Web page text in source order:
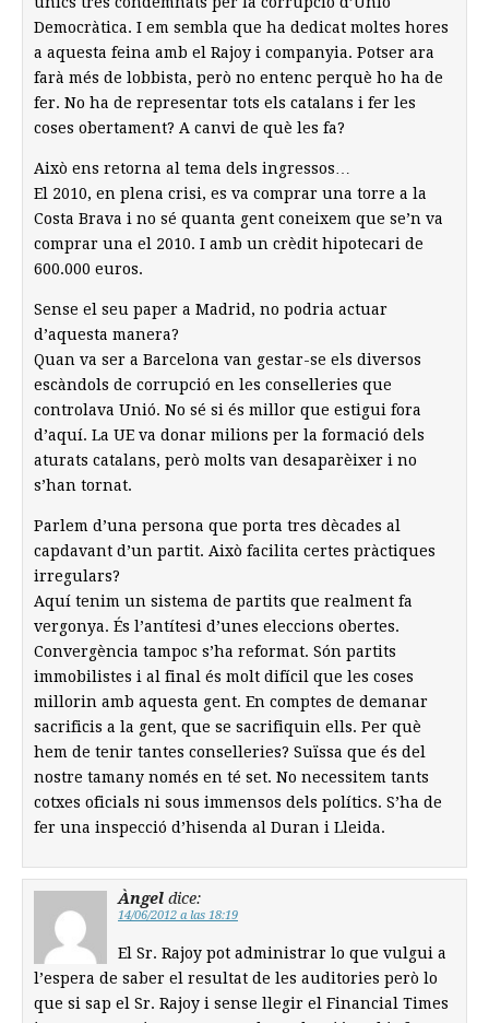
Democràtica. I em sembla que ha dedicat moltes hores
a aquesta feina amb el Rajoy i companyia. Potser ara
farà més de lobbista, però no entenc perquè ho ha de
fer. No ha de representar tots els catalans i fer les
coses obertament? A canvi de què les fa?
Això ens retorna al tema dels ingressos…
El 2010, en plena crisi, es va comprar una torre a la
Costa Brava i no sé quanta gent coneixem que se’n va
comprar una el 2010. I amb un crèdit hipotecari de
600.000 euros.
Sense el seu paper a Madrid, no podria actuar
d’aquesta manera?
Quan va ser a Barcelona van gestar-se els diversos
escàndols de corrupció en les conselleries que
controlava Unió. No sé si és millor que estigui fora
d’aquí. La UE va donar milions per la formació dels
aturats catalans, però molts van desaparèixer i no
s’han tornat.
Parlem d’una persona que porta tres dècades al
capdavant d’un partit. Això facilita certes pràctiques
irregulars?
Aquí tenim un sistema de partits que realment fa
vergonya. És l’antítesi d’unes eleccions obertes.
Convergència tampoc s’ha reformat. Són partits
immobilistes i al final és molt difícil que les coses
millorin amb aquesta gent. En comptes de demanar
sacrificis a la gent, que se sacrifiquin ells. Per què
hem de tenir tantes conselleries? Suïssa que és del
nostre tamany només en té set. No necessitem tants
cotxes oficials ni sous immensos dels polítics. S’ha de
fer una inspecció d’hisenda al Duran i Lleida.
Àngel dice:
14/06/2012 a las 18:19
El Sr. Rajoy pot administrar lo que vulgui a
l’espera de saber el resultat de les auditories però lo
que si sap el Sr. Rajoy i sense llegir el Financial Times